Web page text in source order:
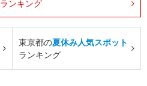
ランキング
東京都の夏休み人気スポット
ランキング